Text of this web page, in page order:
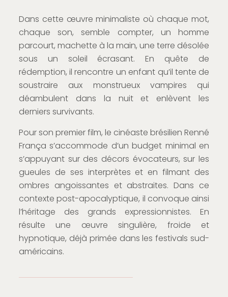
Dans cette œuvre minimaliste où chaque mot,
chaque son, semble compter, un homme
parcourt, machette à la main, une terre désolée
sous un soleil écrasant. En quête de
rédemption, il rencontre un enfant qu’il tente de
soustraire aux monstrueux vampires qui
déambulent dans la nuit et enlèvent les
derniers survivants.
Pour son premier film, le cinéaste brésilien Renné
França s’accommode d’un budget minimal en
s’appuyant sur des décors évocateurs, sur les
gueules de ses interprètes et en filmant des
ombres angoissantes et abstraites. Dans ce
contexte post-apocalyptique, il convoque ainsi
l’héritage des grands expressionnistes. En
résulte une œuvre singulière, froide et
hypnotique, déjà primée dans les festivals sud-
américains.